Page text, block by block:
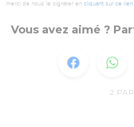
merci de nous le signaler en cliquant sur ce lien.
Vous avez aimé ?
2